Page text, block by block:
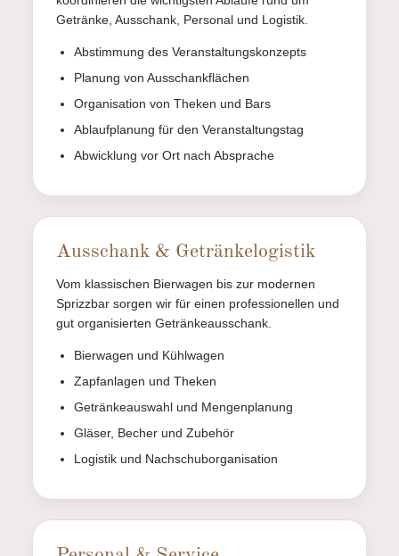
Getränke, Ausschank, Personal und Logistik.
Abstimmung des Veranstaltungskonzepts
Planung von Ausschankflächen
Organisation von Theken und Bars
Ablaufplanung für den Veranstaltungstag
Abwicklung vor Ort nach Absprache
Ausschank & Getränkelogistik
Vom klassischen Bierwagen bis zur modernen
Sprizzbar sorgen wir für einen professionellen und
gut organisierten Getränkeausschank.
Bierwagen und Kühlwagen
Zapfanlagen und Theken
Getränkeauswahl und Mengenplanung
Gläser, Becher und Zubehör
Logistik und Nachschuborganisation